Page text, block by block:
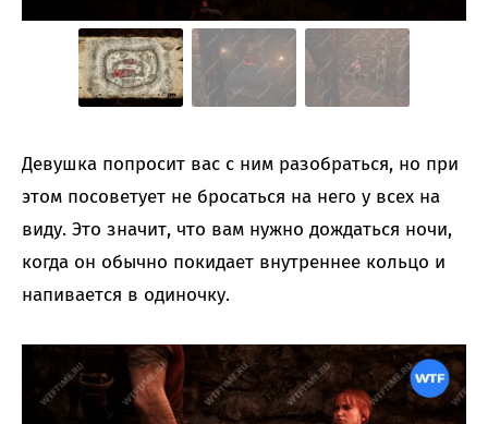
Девушка попросит вас с ним разобраться, но при
этом посоветует не бросаться на него у всех на
виду. Это значит, что вам нужно дождаться ночи,
когда он обычно покидает внутреннее кольцо и
напивается в одиночку.